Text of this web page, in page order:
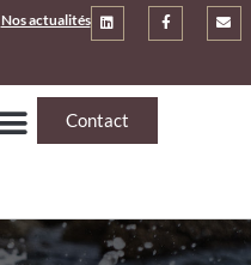
Nos actualités
Contact